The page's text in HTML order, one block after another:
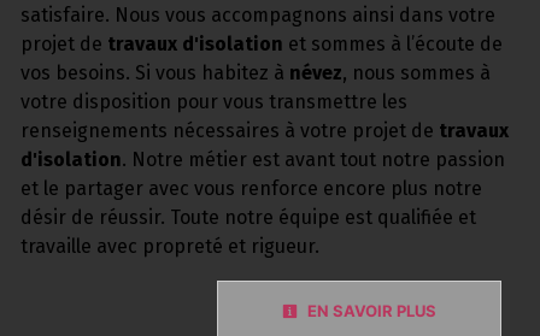
satisfaire. Nous vous accompagnons ainsi dans votre
projet de travaux d'isolation et sommes à l’écoute de
vos besoins. Si vous habitez à névez, nous sommes à
votre disposition pour vous transmettre les
renseignements nécessaires à votre projet de travaux
d'isolation. Notre métier est avant tout notre passion
et le partager avec vous renforce encore plus notre
désir de réussir. Toute notre équipe est qualifiée et
travaille avec propreté et rigueur.
EN SAVOIR PLUS